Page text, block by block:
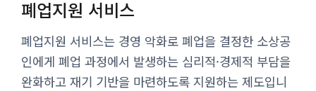
폐업지원 서비스
폐업지원 서비스는 경영 악화로 폐업을 결정한 소상공
인에게 폐업 과정에서 발생하는 심리적·경제적 부담을
완화하고 재기 기반을 마련하도록 지원하는 제도입니